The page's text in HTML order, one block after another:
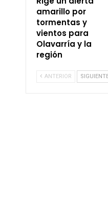
amarillo por
tormentas y
vientos para
Olavarría y la
región
ANTERIOR